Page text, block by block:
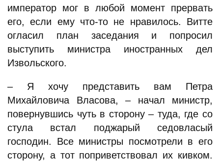
император мог в любой момент прервать
его, если ему что-то не нравилось. Витте
огласил план заседания и попросил
выступить министра иностранных дел
Извольского.
– Я хочу представить вам Петра
Михайловича Власова, – начал министр,
повернувшись чуть в сторону – туда, где со
стула встал поджарый седовласый
господин. Все министры посмотрели в его
сторону, а тот поприветствовал их кивком.